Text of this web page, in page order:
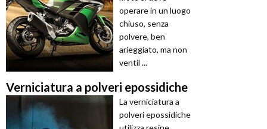
operare in un luogo
chiuso, senza
polvere, ben
arieggiato, ma non
ventil ...
Verniciatura a polveri epossidiche
La verniciatura a
polveri epossidiche